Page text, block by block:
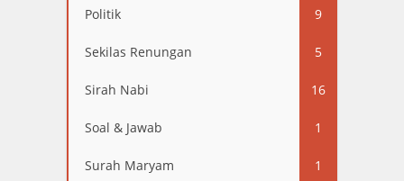
Politik 9
Sekilas Renungan 5
Sirah Nabi 16
Soal & Jawab 1
Surah Maryam 1